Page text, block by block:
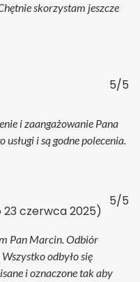
skorzystam jeszcze
5/5
i zaangażowanie Pana
i są godne polecenia.
23 czerwca 2025)
5/5
Pan Marcin. Odbiór
odbyło się
i oznaczone tak aby